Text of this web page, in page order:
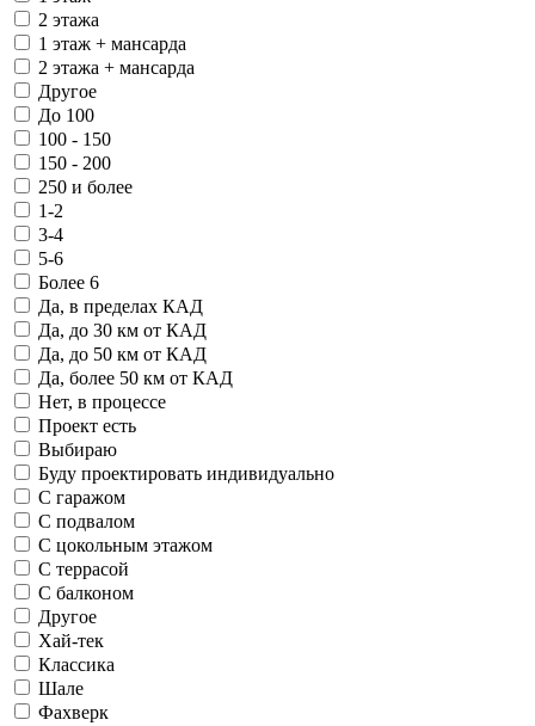
2 этажа
1 этаж + мансарда
2 этажа + мансарда
Другое
До 100
100 - 150
150 - 200
250 и более
1-2
3-4
5-6
Более 6
Да, в пределах КАД
Да, до 30 км от КАД
Да, до 50 км от КАД
Да, более 50 км от КАД
Нет, в процессе
Проект есть
Выбираю
Буду проектировать индивидуально
С гаражом
С подвалом
С цокольным этажом
С террасой
С балконом
Другое
Хай-тек
Классика
Шале
Фахверк